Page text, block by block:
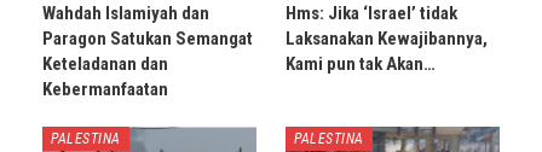
Wahdah Islamiyah dan
Paragon Satukan Semangat
Keteladanan dan
Kebermanfaatan
Hms: Jika ‘Israel’ tidak
Laksanakan Kewajibannya,
Kami pun tak Akan…
PALESTINA PALESTINA